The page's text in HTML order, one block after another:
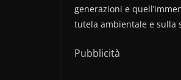
generazioni e
tutela ambientale e sulla
Pubblicità